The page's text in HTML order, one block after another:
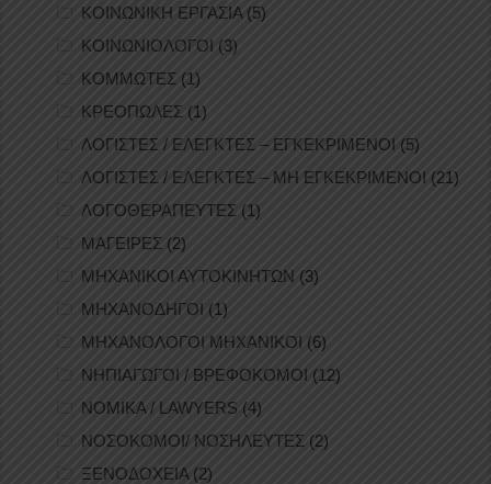
ΚΟΙΝΩΝΙΚΗ ΕΡΓΑΣΙΑ(5)
ΚΟΙΝΩΝΙΟΛΟΓΟΙ (3)
ΚΟΜΜΩΤΕΣ (1)
ΚΡΕΟΠΩΛΕΣ (1)
ΛΟΓΙΣΤΕΣ / ΕΛΕΓΚΤΕΣ – ΕΓΚΕΚΡΙΜΕΝΟΙ (5)
ΛΟΓΙΣΤΕΣ / ΕΛΕΓΚΤΕΣ – ΜΗ ΕΓΚΕΚΡΙΜΕΝΟΙ (21)
ΛΟΓΟΘΕΡΑΠΕΥΤΕΣ (1)
ΜΑΓΕΙΡΕΣ (2)
ΜΗΧΑΝΙΚΟΙ ΑΥΤΟΚΙΝΗΤΩΝ (3)
ΜΗΧΑΝΟΔΗΓΟΙ (1)
ΜΗΧΑΝΟΛΟΓΟΙ ΜΗΧΑΝΙΚΟΙ (6)
ΝΗΠΙΑΓΩΓΟΙ / ΒΡΕΦΟΚΟΜΟΙ (12)
ΝΟΜΙΚΑ / LAWYERS (4)
ΝΟΣΟΚΟΜΟΙ/ ΝΟΣΗΛΕΥΤΕΣ (2)
ΞΕΝΟΔΟΧΕΙΑ(2)